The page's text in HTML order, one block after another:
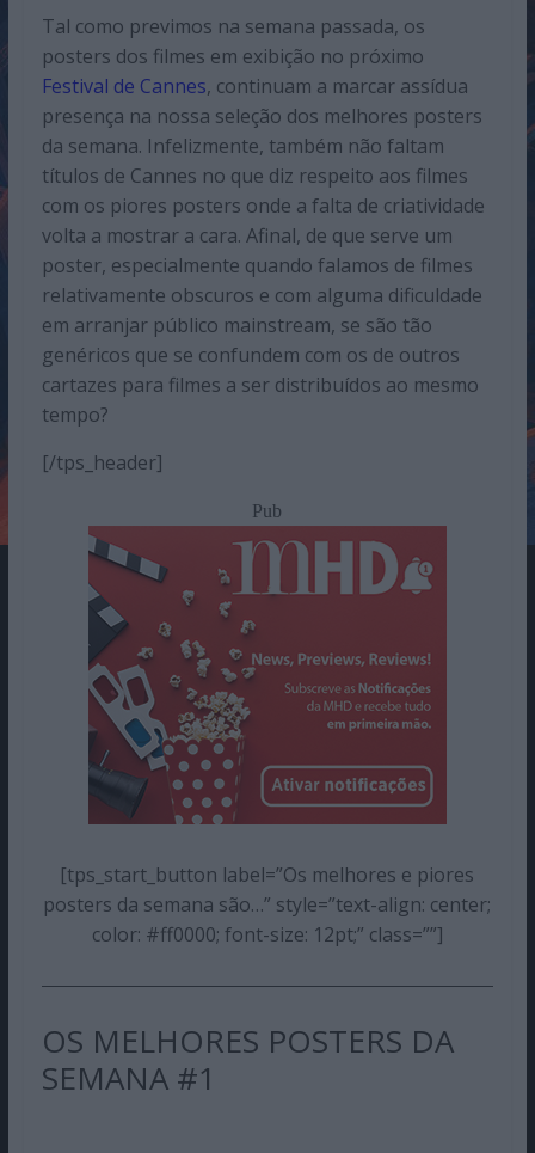
Tal como previmos na semana passada, os
posters dos filmes em exibição no próximo
Festival de Cannes, continuam a marcar assídua
presença na nossa seleção dos melhores posters
da semana. Infelizmente, também não faltam
títulos de Cannes no que diz respeito aos filmes
com os piores posters onde a falta de criatividade
volta a mostrar a cara. Afinal, de que serve um
poster, especialmente quando falamos de filmes
relativamente obscuros e com alguma dificuldade
em arranjar público mainstream, se são tão
genéricos que se confundem com os de outros
cartazes para filmes a ser distribuídos ao mesmo
tempo?
[/tps_header]
Pub
[tps_start_button label=”Os melhores e piores
posters da semana são…” style=”text-align: center;
color: #ff0000; font-size: 12pt;” class=””]
OS MELHORES POSTERS DA
SEMANA #1